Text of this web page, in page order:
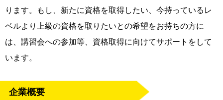
ります。もし、新たに資格を取得したい、今持っているレ
ベルより上級の資格を取りたいとの希望をお持ちの方に
は、講習会への参加等、資格取得に向けてサポートをして
います。
企業概要